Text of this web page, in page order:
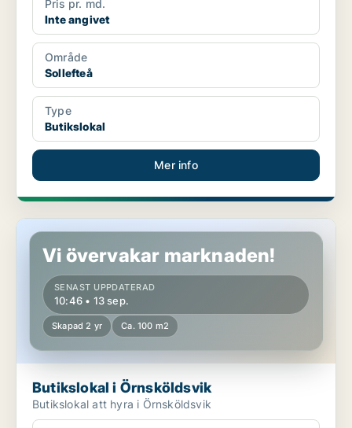
Pris pr. md.
Inte angivet
Område
Sollefteå
Type
Butikslokal
Mer info
Butikslokal i Örnsköldsvik
Vi övervakar marknaden!
SENAST UPPDATERAD
10:46 • 13 sep.
Skapad 2 yr Ca. 100 m2
Butikslokal i Örnsköldsvik
Butikslokal att hyra i Örnsköldsvik